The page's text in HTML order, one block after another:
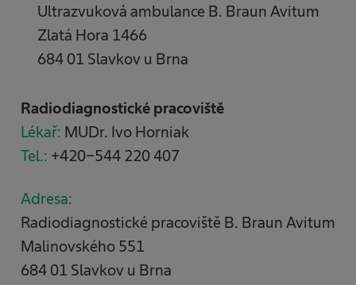
Ultrazvuková ambulance B. Braun Avitum
Zlatá Hora 1466
684 01 Slavkov u Brna
Radiodiagnostické pracoviště
Lékař: MUDr. Ivo Horniak
Tel.: +420-544 220 407
Adresa:
Radiodiagnostické pracoviště B. Braun Avitum
Malinovského 551
684 01 Slavkov u Brna